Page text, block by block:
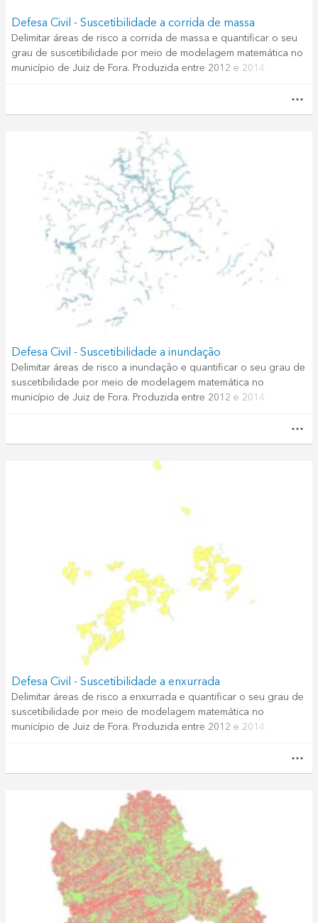
Defesa Civil - Suscetibilidade a corrida de massa
Delimitar áreas de risco a corrida de massa e quantificar o seu
grau de suscetibilidade por meio de modelagem matemática no
município de Juiz de Fora. Produzida entre 2012 e 2014.
Defesa Civil - Suscetibilidade a inundação
Delimitar áreas de risco a inundação e quantificar o seu grau de
suscetibilidade por meio de modelagem matemática no
município de Juiz de Fora. Produzida entre 2012 e 2014.
Defesa Civil - Suscetibilidade a enxurrada
Delimitar áreas de risco a enxurrada e quantificar o seu grau de
suscetibilidade por meio de modelagem matemática no
município de Juiz de Fora. Produzida entre 2012 e 2014.